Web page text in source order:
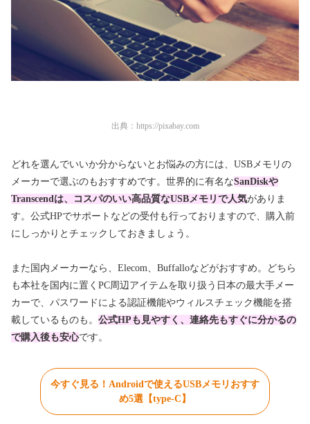
出典： https://pixabay.com
どれを選んでいいか分からないとお悩みの方には、USBメモリの
メーカーで選ぶのもおすすめです。世界的に有名なSanDiskや
Transcendは、コスパのいい高品質なUSBメモリで人気がありま
す。公式HPでサポートなどの受付も行っておりますので、購入前
にしっかりとチェックしておきましょう。
また国内メーカーなら、Elecom、Buffalloなどがおすすめ。どちら
も本社を国内に置くPC周辺アイテムを取り扱う日本の最大手メー
カーで、パスワードによる認証機能やウィルスチェック機能を搭
載しているものも。 公式HPも見やすく、連絡先もすぐに分かるの
で購入後も安心です。
今すぐ見る！Androidで使えるUSBメモリおすす
め5選【type-C】